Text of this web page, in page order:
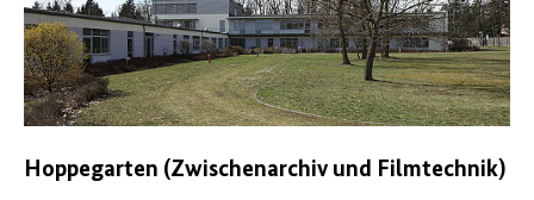
Hoppegarten (Zwischenarchiv und Filmtechnik)